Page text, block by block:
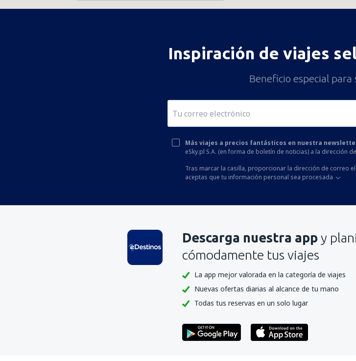
Inspiración de viajes
Beneficio especial para
Más viajes a precios fantásticos en nuestra
eSky.pl S.A. (en forma de boletín de noticias) a la dirección
Tras marcar la casilla, proporcionar la dirección de correo
aceptas que tu información personal sea procesada
Descarga nuestra app y
cómodamente tus viajes
La app mejor valorada en la categoría de viajes
Nuevas ofertas diarias al alcance de tu mano
Todas tus reservas en un solo lugar